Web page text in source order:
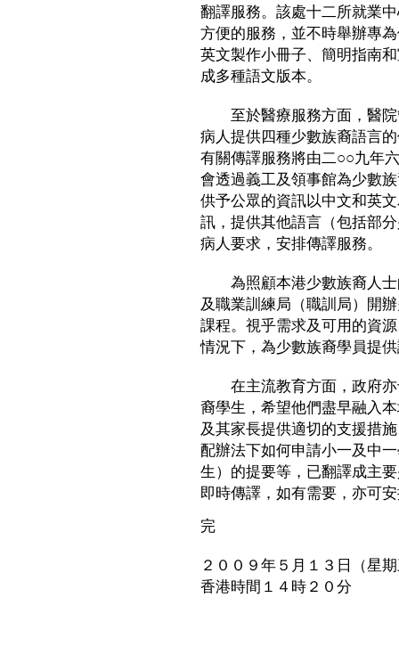
翻譯服務。該處十二所就業
方便的服務，並不時舉辦專
英文製作小冊子、簡明指南
成多種語文版本。
至於醫療服務方面，醫院
病人提供四種少數族裔語言
有關傳譯服務將由二○○九年
會透過義工及領事館為少數
供予公眾的資訊以中文和英
訊，提供其他語言（包括部
病人要求，安排傳譯服務。
為照顧本港少數族裔人士
及職業訓練局（職訓局）開
課程。視乎需求及可用的資
情況下，為少數族裔學員提
在主流教育方面，政府亦
裔學生，希望他們盡早融入
及其家長提供適切的支援措
配辦法下如何申請小一及中
生）的提要等，已翻譯成主
即時傳譯，如有需要，亦可
完
２００９年５月１３日（星
香港時間１４時２０分